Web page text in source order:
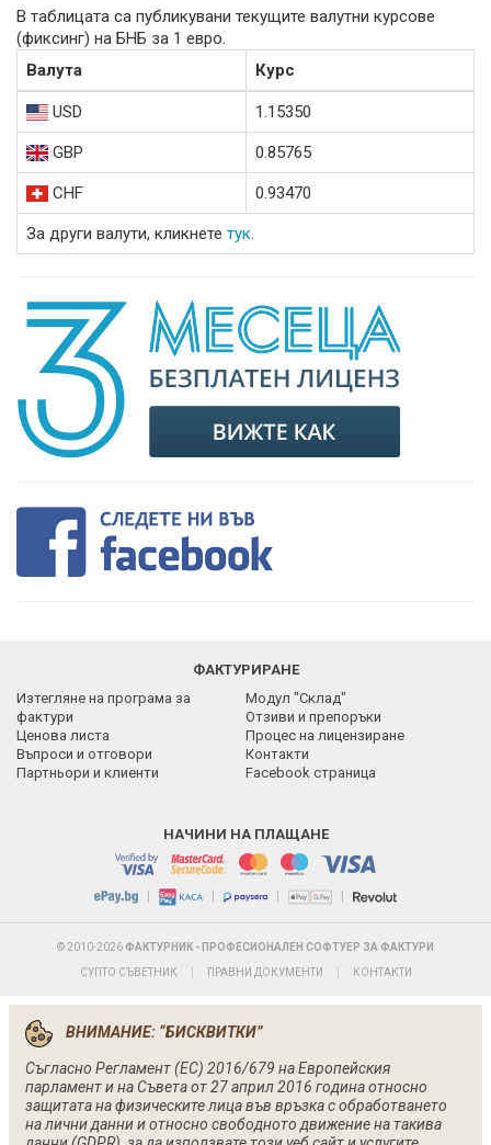
В таблицата са публикувани текущите валутни курсове
(фиксинг) на БНБ за 1 евро.
Валута
Курс
USD 1.15350
GBP 0.85765
CHF 0.93470
За други валути, кликнете тук.
ФАКТУРИРАНЕ
Изтегляне на програма за
фактури
Модул "Склад"
Отзиви и препоръки
Ценова листа
Процес на лицензиране
Въпроси и отговори
Контакти
Партньори и клиенти
Facebook страница
НАЧИНИ НА ПЛАЩАНЕ
| | | |
© 2010-2026 ФАКТУРНИК - ПРОФЕСИОНАЛЕН СОФТУЕР ЗА ФАКТУРИ
СУПТО СЪВЕТНИК ПРАВНИ ДОКУМЕНТИ КОНТАКТИ
ВНИМАНИЕ: “БИСКВИТКИ”
Съгласно Регламент (ЕС) 2016/679 на Европейския
парламент и на Съвета от 27 април 2016 година относно
защитата на физическите лица във връзка с обработването
на лични данни и относно свободното движение на такива